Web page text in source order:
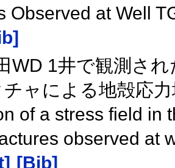
Observed at Well
WD 1井で観測さ
チャによる地殻応
of a stress field in
observed at
[Bib]